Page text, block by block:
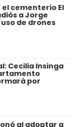
cementerio El
a Jorge
de drones
Cecilia Insinga
por
al adoptar a